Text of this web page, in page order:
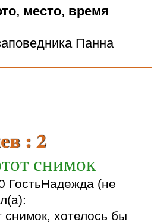
место, время
Панна
: 2
снимок
ГостьНадежда (не
снимок, хотелось бы